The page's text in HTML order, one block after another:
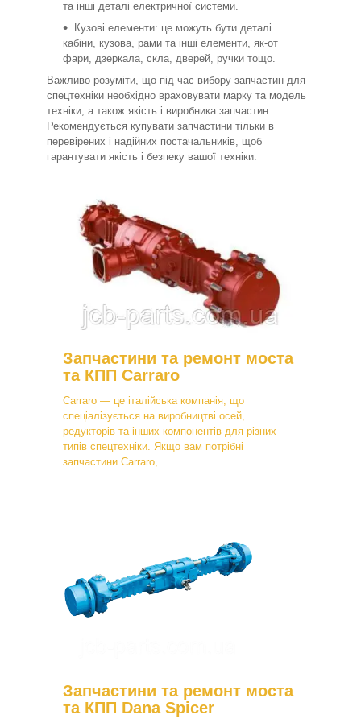
та інші деталі електричної системи.
Кузові елементи: це можуть бути деталі
кабіни, кузова, рами та інші елементи, як-от
фари, дзеркала, скла, дверей, ручки тощо.
Важливо розуміти, що під час вибору запчастин для
спецтехніки необхідно враховувати марку та модель
техніки, а також якість і виробника запчастин.
Рекомендується купувати запчастини тільки в
перевірених і надійних постачальників, щоб
гарантувати якість і безпеку вашої техніки.
Запчастини та ремонт моста
та КПП Carraro
Carraro — це італійська компанія, що
спеціалізується на виробництві осей,
редукторів та інших компонентів для різних
типів спецтехніки. Якщо вам потрібні
запчастини Carraro,
Запчастини та ремонт моста
та КПП Dana Spicer